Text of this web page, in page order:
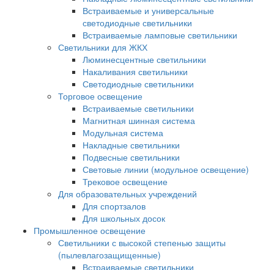
Встраиваемые и универсальные
светодиодные светильники
Встраиваемые ламповые светильники
Светильники для ЖКХ
Люминесцентные светильники
Накаливания светильники
Светодиодные светильники
Торговое освещение
Встраиваемые светильники
Магнитная шинная система
Модульная система
Накладные светильники
Подвесные светильники
Световые линии (модульное освещение)
Трековое освещение
Для образовательных учреждений
Для спортзалов
Для школьных досок
Промышленное освещение
Светильники с высокой степенью защиты
(пылевлагозащищенные)
Встраиваемые светильники